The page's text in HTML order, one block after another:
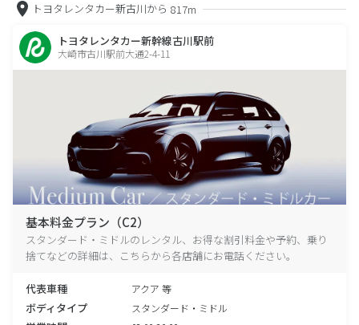
トヨタレンタカー新古川から 817m
トヨタレンタカー新幹線古川駅前
大崎市古川駅前大通2-4-11
基本料金プラン（C2）
スタンダード・ミドルのレンタル、お得な割引料金や予約、乗り
捨てなどの詳細は、こちらから各店舗にお電話ください。
代表車種 アクア 等
ボディタイプ スタンダード・ミドル